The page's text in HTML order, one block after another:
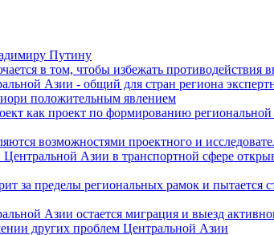
Путину
в том, чтобы избежать противодействия
Азии - общий для стран региона
положительным явлением
как проект по формированию
возможностями проектного и
Азии в транспортной сфере
за пределы региональных рамок и
Азии остается миграция и выезд
других проблем Центральной Азии